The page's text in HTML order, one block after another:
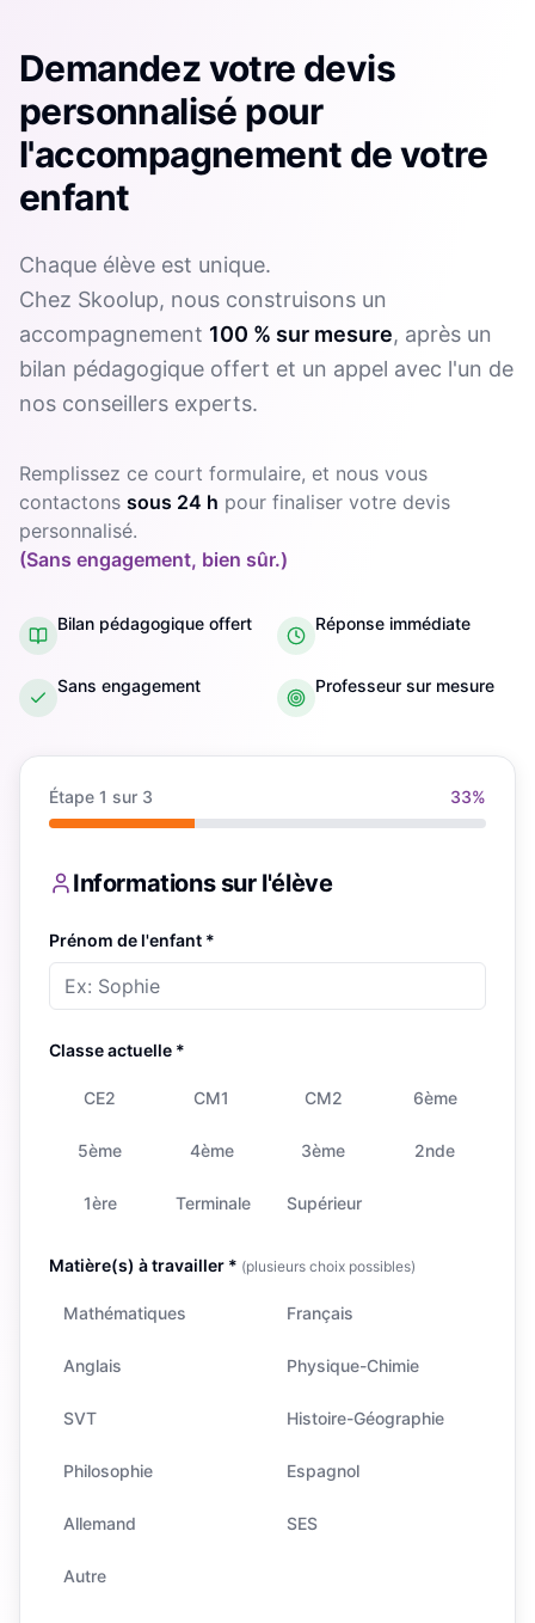
Demandez votre devis
personnalisé pour
l'accompagnement de votre
enfant
Chaque élève est unique.
Chez Skoolup, nous construisons un
accompagnement 100 % sur mesure, après un
bilan pédagogique offert et un appel avec l'un de
nos conseillers experts.
Remplissez ce court formulaire, et nous vous
contactons sous 24 h pour finaliser votre devis
personnalisé.
(Sans engagement, bien sûr.)
Bilan pédagogique offert Réponse immédiate
Sans engagement Professeur sur mesure
Étape 1 sur 3 33%
Informations sur l'élève
Prénom de l'enfant *
Classe actuelle *
CE2 CM1 CM2 6ème
5ème 4ème 3ème 2nde
1ère Terminale Supérieur
Matière(s) à travailler * (plusieurs choix possibles)
Mathématiques Français
Anglais Physique-Chimie
SVT Histoire-Géographie
Philosophie Espagnol
Allemand SES
Autre